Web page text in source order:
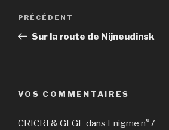
Navigation
l’article
Article
précédent
PRÉCÉDENT
Sur la route de Nijneudinsk
VOS COMMENTAIRES
CRICRI & GEGE dans Enigme n°7